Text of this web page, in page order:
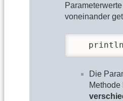
voneinander
Die